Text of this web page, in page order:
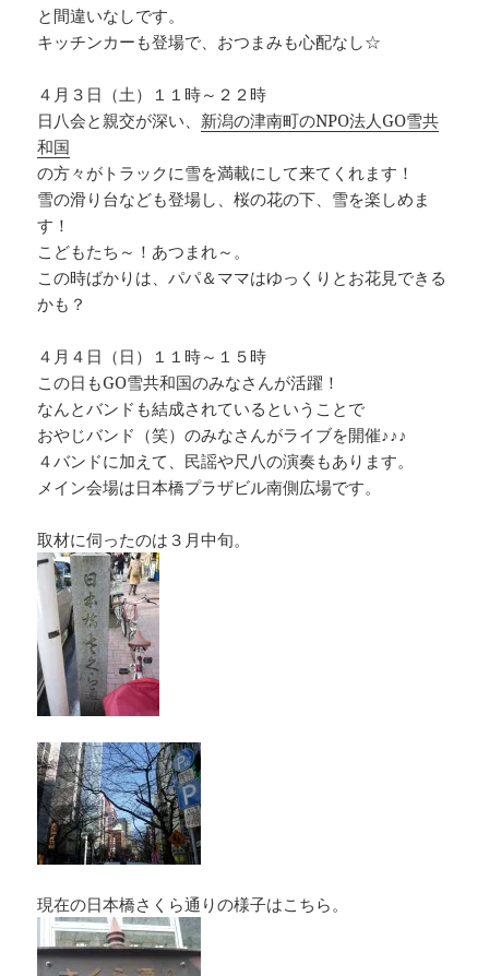
と間違いなしです。
キッチンカーも登場で、おつまみも心配なし☆
４月３日（土）１１時～２２時
日八会と親交が深い、 新潟の津南町のNPO法人GO雪共
和国
の方々がトラックに雪を満載にして来てくれます！
雪の滑り台なども登場し、桜の花の下、雪を楽しめま
す！
こどもたち～！あつまれ～。
この時ばかりは、パパ＆ママはゆっくりとお花見できる
かも？
４月４日（日）１１時～１５時
この日もGO雪共和国のみなさんが活躍！
なんとバンドも結成されているということで
おやじバンド（笑）のみなさんがライブを開催♪♪♪
４バンドに加えて、民謡や尺八の演奏もあります。
メイン会場は日本橋プラザビル南側広場です。
取材に伺ったのは３月中旬。
現在の日本橋さくら通りの様子はこちら。